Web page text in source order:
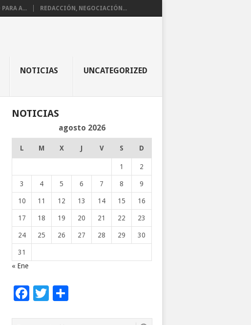
PARA A... REDACCIÓN, NEGOCIACIÓN...
NOTICIAS UNCATEGORIZED
NOTICIAS
agosto 2026
L M X J V S D
1 2
3 4 5 6 7 8 9
10 11 12 13 14 15 16
17 18 19 20 21 22 23
24 25 26 27 28 29 30
31
« Ene
Facebook
Twitter